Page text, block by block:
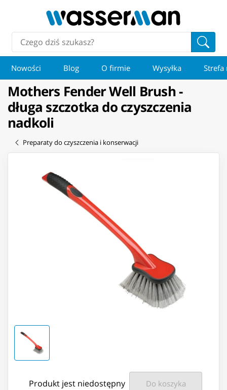
Nowości Blog O firmie Wysyłka Strefa
Mothers Fender Well Brush -
długa szczotka do czyszczenia
nadkoli
Preparaty do czyszczenia i konserwacji
Produkt jest niedostępny Do koszyka